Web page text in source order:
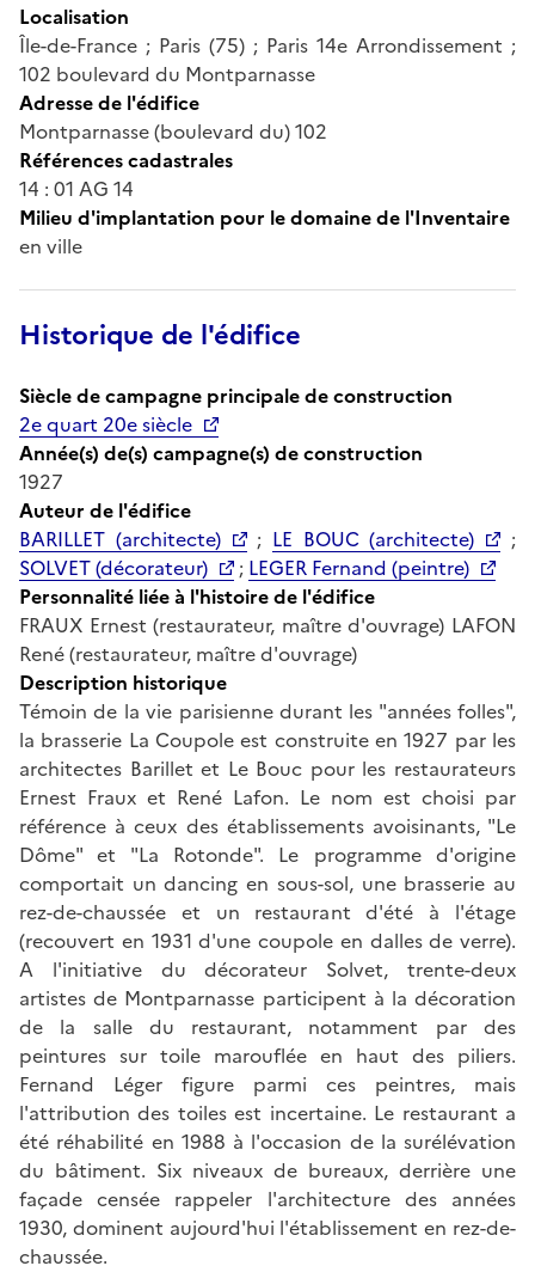
Localisation
Île-de-France ; Paris (75) ; Paris 14e Arrondissement ;
102 boulevard du Montparnasse
Adresse de l'édifice
Montparnasse (boulevard du) 102
Références cadastrales
14 : 01 AG 14
Milieu d'implantation pour le domaine de l'Inventaire
en ville
Historique de l'édifice
Siècle de campagne principale de construction
2e quart 20e siècle
Année(s) de(s) campagne(s) de construction
1927
Auteur de l'édifice
BARILLET (architecte)
; LE BOUC (architecte)
;
SOLVET (décorateur)
; LEGER Fernand (peintre)
Personnalité liée à l'histoire de l'édifice
FRAUX Ernest (restaurateur, maître d'ouvrage) LAFON
René (restaurateur, maître d'ouvrage)
Description historique
Témoin de la vie parisienne durant les "années folles",
la brasserie La Coupole est construite en 1927 par les
architectes Barillet et Le Bouc pour les restaurateurs
Ernest Fraux et René Lafon. Le nom est choisi par
référence à ceux des établissements avoisinants, "Le
Dôme" et "La Rotonde". Le programme d'origine
comportait un dancing en sous-sol, une brasserie au
rez-de-chaussée et un restaurant d'été à l'étage
(recouvert en 1931 d'une coupole en dalles de verre).
A l'initiative du décorateur Solvet, trente-deux
artistes de Montparnasse participent à la décoration
de la salle du restaurant, notamment par des
peintures sur toile marouflée en haut des piliers.
Fernand Léger figure parmi ces peintres, mais
l'attribution des toiles est incertaine. Le restaurant a
été réhabilité en 1988 à l'occasion de la surélévation
du bâtiment. Six niveaux de bureaux, derrière une
façade censée rappeler l'architecture des années
1930, dominent aujourd'hui l'établissement en rez-de-
chaussée.